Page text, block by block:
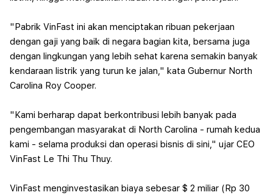
"Pabrik VinFast ini akan menciptakan ribuan pekerjaan
dengan gaji yang baik di negara bagian kita, bersama juga
dengan lingkungan yang lebih sehat karena semakin banyak
kendaraan listrik yang turun ke jalan," kata Gubernur North
Carolina Roy Cooper.
"Kami berharap dapat berkontribusi lebih banyak pada
pengembangan masyarakat di North Carolina - rumah kedua
kami - selama produksi dan operasi bisnis di sini," ujar CEO
VinFast Le Thi Thu Thuy.
VinFast menginvestasikan biaya sebesar $ 2 miliar (Rp 30